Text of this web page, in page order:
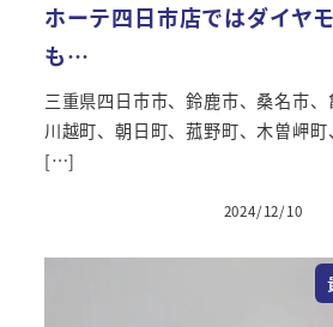
ホーテ四日市店ではダイヤ
も…
三重県四日市市、鈴鹿市、桑名市、
川越町、朝日町、菰野町、木曽岬町
[…]
2024/12/10